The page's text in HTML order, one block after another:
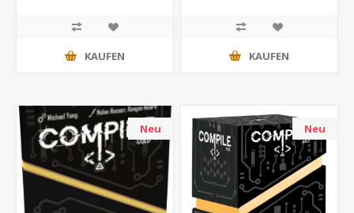
KAUFEN KAUFEN
Neu Neu